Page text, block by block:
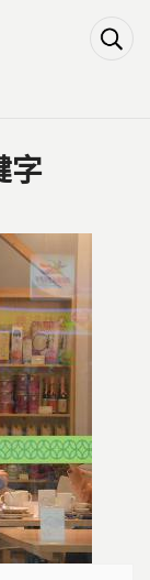
字